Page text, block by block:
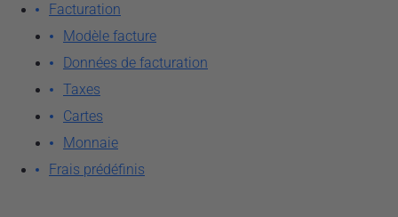
Créer un compte
Récupération du mot de passe
Mon compte
Facturation
Modèle facture
Données de facturation
Taxes
Cartes
Monnaie
Frais prédéfinis